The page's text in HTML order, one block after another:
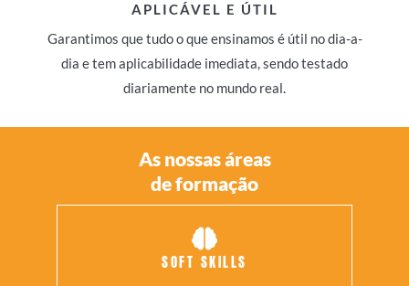
APLICÁVEL E ÚTIL
Garantimos que tudo o que ensinamos é útil no dia-a-
dia e tem aplicabilidade imediata, sendo testado
diariamente no mundo real.
As nossas áreas
de formação
SOFT SKILLS